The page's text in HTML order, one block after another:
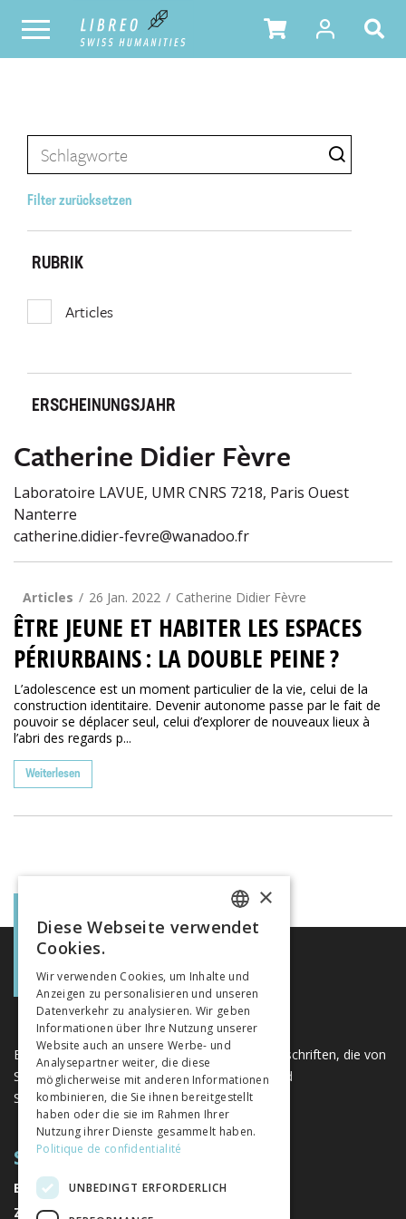
Filter zurücksetzen
RUBRIK
Articles
ERSCHEINUNGSJAHR
Catherine Didier Fèvre
Laboratoire LAVUE, UMR CNRS 7218, Paris Ouest
Nanterre
catherine.didier-fevre@wanadoo.fr
Articles 26 Jan. 2022 Catherine Didier Fèvre
ÊTRE JEUNE ET HABITER LES ESPACES
PÉRIURBAINS : LA DOUBLE PEINE ?
L’adolescence est un moment particulier de la vie, celui de la
construction identitaire. Devenir autonome passe par le fait de
pouvoir se déplacer seul, celui d’explorer de nouveaux lieux à
l’abri des regards p...
Weiterlesen
Eine einzigartige Plattform für Bücher und Zeitschriften, die von
Schweizer Verlagen im Bereich der Geistes- und
Sozialwissenschaften herausgegeben werden.
SITEMAP
BÜCHER
ZEITSCHRIFTEN
FRENCH
ITALIAN
×
Diese Webseite verwendet
Cookies.
Wir verwenden Cookies, um Inhalte und
Anzeigen zu personalisieren und unseren
Datenverkehr zu analysieren. Wir geben
Informationen über Ihre Nutzung unserer
Website auch an unsere Werbe- und
Analysepartner weiter, die diese
möglicherweise mit anderen Informationen
kombinieren, die Sie ihnen bereitgestellt
haben oder die sie im Rahmen Ihrer
Nutzung ihrer Dienste gesammelt haben.
Politique de confidentialité
UNBEDINGT ERFORDERLICH